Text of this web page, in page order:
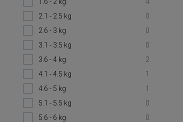
2.1 - 2.5 kg
0
2.6 - 3 kg
0
3.1 - 3.5 kg
0
3.6 - 4 kg
2
4.1 - 4.5 kg
1
4.6 - 5 kg
1
5.1 - 5.5 kg
0
5.6 - 6 kg
0